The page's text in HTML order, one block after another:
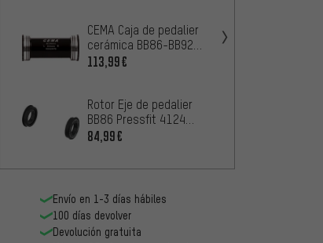
CEMA Caja de pedalier
cerámica BB86-BB92
para Shimano
113,99€
Rotor Eje de pedalier
BB86 Pressfit 4124
Ceramic 41 x
84,99€
Envío en 1-3 días hábiles
100 días devolver
Devolución gratuita